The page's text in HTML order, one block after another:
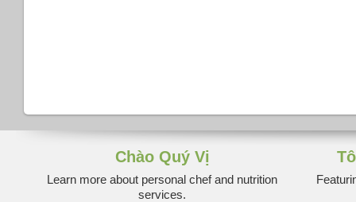
Chào Quý Vị
Learn more about personal chef and nutrition
services.